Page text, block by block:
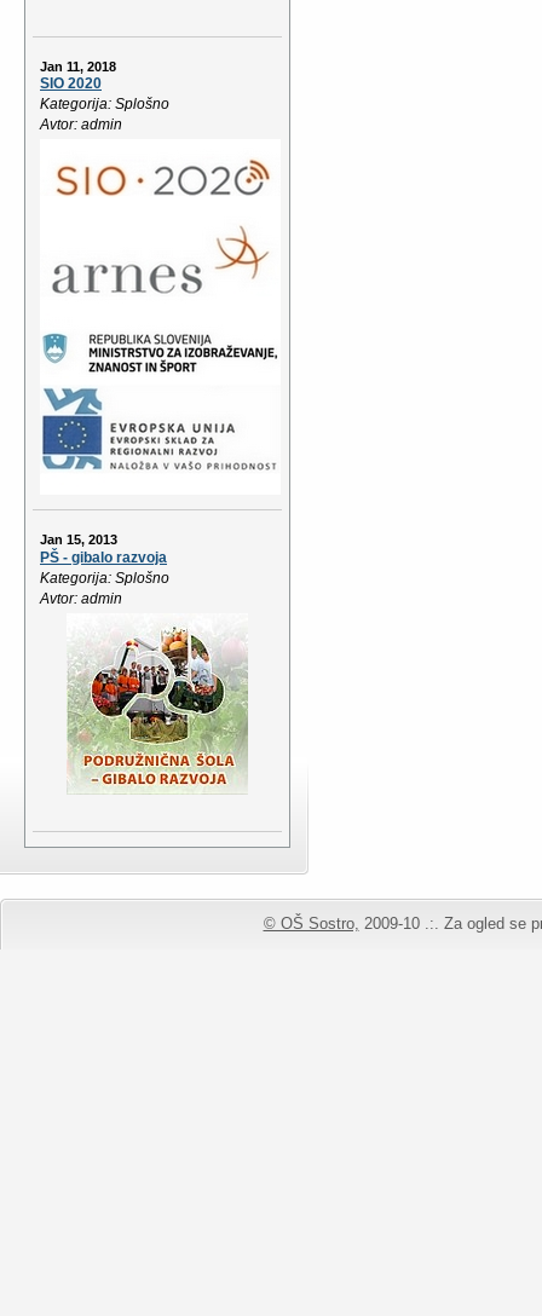
Jan 11, 2018
SIO 2020
Kategorija: Splošno
Avtor: admin
Jan 15, 2013
PŠ - gibalo razvoja
Kategorija: Splošno
Avtor: admin
© OŠ Sostro, 2009-10 .:. Za ogled se